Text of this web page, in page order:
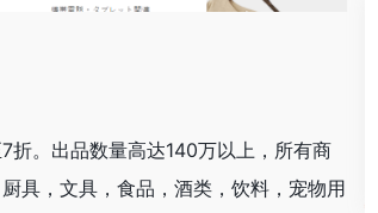
折。出品数量高达140万以上，所有商
具，文具，食品，酒类，饮料，宠物用